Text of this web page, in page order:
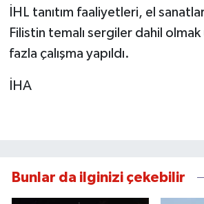
İHL tanıtım faaliyetleri, el
Filistin temalı sergiler dahil
fazla çalışma yapıldı.
İHA
Bunlar da ilginizi çekebilir